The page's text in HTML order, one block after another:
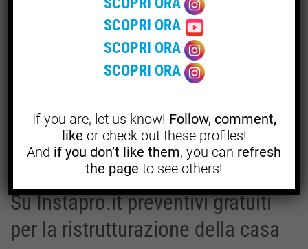
prima è Milano con il 18%, seguita da Roma con il 14% e
È interessante notare come il sud non sia presente nelle
prime tre posizioni, infatti, troviamo nelle posizioni alte,
servizi di ristrutturazione della cucina pari al 4%,
preceduta dalla Toscana col 5% e dall’Emilia-Romagna
col 9%.
Su Instapro.it preventivi gratuiti
per la ristrutturazione della casa
SCOPRI ORA
SCOPRI ORA
SCOPRI ORA
If you are, let us know! Follow, comment,
like or check out these profiles!
And if you don’t like them, you can refresh
the page to see others!